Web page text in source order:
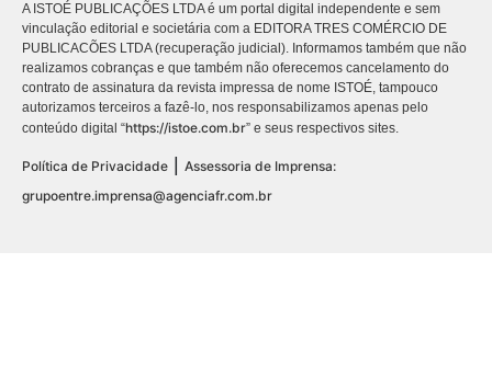
A ISTOÉ PUBLICAÇÕES LTDA é um portal digital independente e sem
vinculação editorial e societária com a EDITORA TRES COMÉRCIO DE
PUBLICACÕES LTDA (recuperação judicial). Informamos também que não
realizamos cobranças e que também não oferecemos cancelamento do
contrato de assinatura da revista impressa de nome ISTOÉ, tampouco
autorizamos terceiros a fazê-lo, nos responsabilizamos apenas pelo
conteúdo digital “https://istoe.com.br” e seus respectivos sites.
Política de Privacidade
Assessoria de Imprensa:
grupoentre.imprensa@agenciafr.com.br